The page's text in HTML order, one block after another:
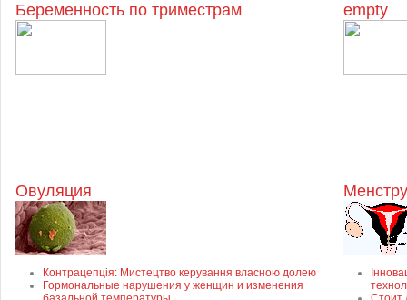
Беременность по триместрам empty
Овуляция
Контрацепція: Мистецтво керування власною долею
Гормональные нарушения у женщин и изменения